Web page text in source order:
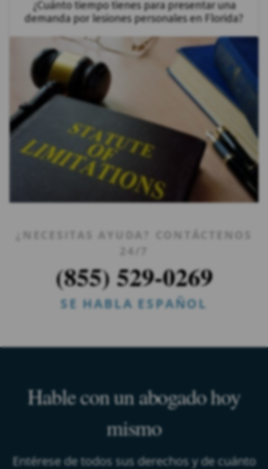
¿Cuánto tiempo tienes para presentar una
demanda por lesiones personales en Florida?
¿NECESITAS AYUDA? CONTÁCTENOS
24/7
(855) 529-0269
SE HABLA ESPAÑOL
Hable con un abogado hoy
mismo
Entérese de todos sus derechos y de cuánto